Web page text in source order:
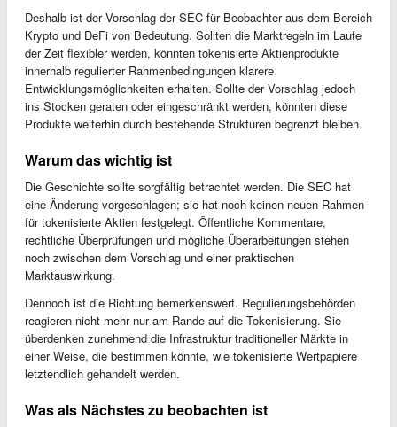
Deshalb ist der Vorschlag der SEC für Beobachter aus dem Bereich
Krypto und DeFi von Bedeutung. Sollten die Marktregeln im Laufe
der Zeit flexibler werden, könnten tokenisierte Aktienprodukte
innerhalb regulierter Rahmenbedingungen klarere
Entwicklungsmöglichkeiten erhalten. Sollte der Vorschlag jedoch
ins Stocken geraten oder eingeschränkt werden, könnten diese
Produkte weiterhin durch bestehende Strukturen begrenzt bleiben.
Warum das wichtig ist
Die Geschichte sollte sorgfältig betrachtet werden. Die SEC hat
eine Änderung vorgeschlagen; sie hat noch keinen neuen Rahmen
für tokenisierte Aktien festgelegt. Öffentliche Kommentare,
rechtliche Überprüfungen und mögliche Überarbeitungen stehen
noch zwischen dem Vorschlag und einer praktischen
Marktauswirkung.
Dennoch ist die Richtung bemerkenswert. Regulierungsbehörden
reagieren nicht mehr nur am Rande auf die Tokenisierung. Sie
überdenken zunehmend die Infrastruktur traditioneller Märkte in
einer Weise, die bestimmen könnte, wie tokenisierte Wertpapiere
letztendlich gehandelt werden.
Was als Nächstes zu beobachten ist